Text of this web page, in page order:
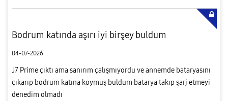
Bodrum katında aşırı iyi birşey buldum
04-07-2026
J7 Prime çıktı ama sanırım çalışmıyordu ve annemde bataryasını
çıkarıp bodrum katına koymuş buldum batarya takıp şarj etmeyi
denedim olmadı